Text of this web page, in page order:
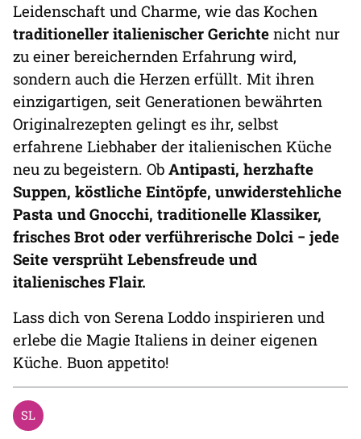
Leidenschaft und Charme, wie das Kochen
traditioneller italienischer Gerichte nicht nur
zu einer bereichernden Erfahrung wird,
sondern auch die Herzen erfüllt. Mit ihren
einzigartigen, seit Generationen bewährten
Originalrezepten gelingt es ihr, selbst
erfahrene Liebhaber der italienischen Küche
neu zu begeistern. Ob Antipasti, herzhafte
Suppen, köstliche Eintöpfe, unwiderstehliche
Pasta und Gnocchi, traditionelle Klassiker,
frisches Brot oder verführerische Dolci − jede
Seite versprüht Lebensfreude und
italienisches Flair.
Lass dich von Serena Loddo inspirieren und
erlebe die Magie Italiens in deiner eigenen
Küche. Buon appetito!